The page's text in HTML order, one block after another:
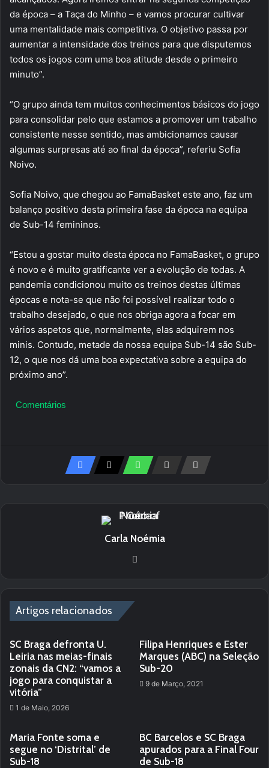
da época – a Taça do Minho – e vamos procurar cultivar
uma mentalidade mais competitiva. O objetivo passa por
aumentar a intensidade dos treinos para que disputemos
todos os jogos com uma boa atitude desde o primeiro
minuto”.
“O grupo ainda tem muitos conhecimentos básicos do jogo
para consolidar pelo que estamos a promover um trabalho
consistente nesse sentido, mas ambicionamos causar
algumas surpresas até ao final da época”, referiu Sofia
Noivo.
Sofia Noivo, que chegou ao FamaBasket este ano, faz um
balanço positivo desta primeira fase da época na equipa
de Sub-14 femininos.
“Estou a gostar muito desta época no FamaBasket, o grupo
é novo e é muito gratificante ver a evolução de todas. A
pandemia condicionou muito os treinos destas últimas
épocas e nota-se que não foi possível realizar todo o
trabalho desejado, o que nos obriga agora a focar em
vários aspetos que, normalmente, elas adquirem nos
minis. Contudo, metade da nossa equipa Sub-14 são Sub-
12, o que nos dá uma boa expectativa sobre a equipa do
próximo ano”.
Comentários
Carla Noémia
Artigos relacionados
SC Braga defronta U.
Leiria nas meias-finais
zonais da CN2: “vamos a
jogo para conquistar a
vitória”
1 de Maio, 2026
Filipa Henriques e Ester
Marques (ABC) na Seleção
Sub-20
9 de Março, 2021
Maria Fonte soma e
segue no ‘Distrital’ de
Sub-18
BC Barcelos e SC Braga
apurados para a Final Four
de Sub-18